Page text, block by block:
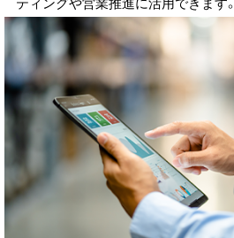
ティングや営業推進に活用できます。